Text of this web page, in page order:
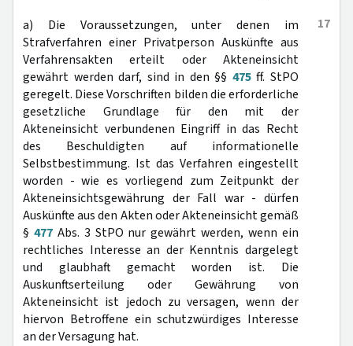
17
a) Die Voraussetzungen, unter denen im
Strafverfahren einer Privatperson Auskünfte aus
Verfahrensakten erteilt oder Akteneinsicht
gewährt werden darf, sind in den §§ 475ff. StPO
geregelt. Diese Vorschriften bilden die erforderliche
gesetzliche Grundlage für den mit der
Akteneinsicht verbundenen Eingriff in das Recht
des Beschuldigten auf informationelle
Selbstbestimmung. Ist das Verfahren eingestellt
worden - wie es vorliegend zum Zeitpunkt der
Akteneinsichtsgewährung der Fall war - dürfen
Auskünfte aus den Akten oder Akteneinsicht gemäß
§ 477Abs. 3 StPO nur gewährt werden, wenn ein
rechtliches Interesse an der Kenntnis dargelegt
und glaubhaft gemacht worden ist. Die
Auskunftserteilung oder Gewährung von
Akteneinsicht ist jedoch zu versagen, wenn der
hiervon Betroffene ein schutzwürdiges Interesse
an der Versagung hat.